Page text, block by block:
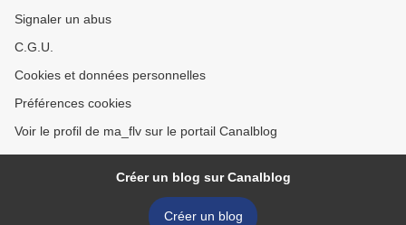
Signaler un abus
C.G.U.
Cookies et données personnelles
Préférences cookies
Voir le profil de ma_flv sur le portail Canalblog
Créer un blog sur Canalblog
Créer un blog